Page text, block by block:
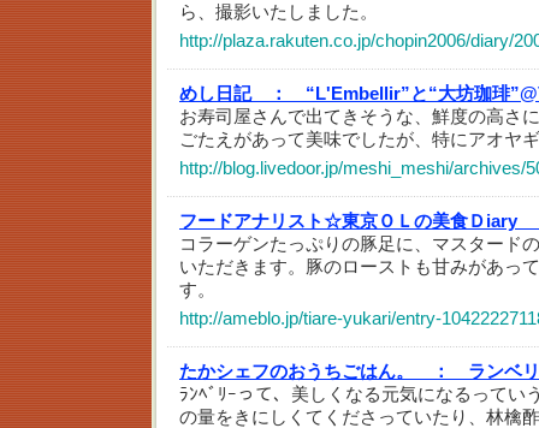
ら、撮影いたしました。
http://plaza.rakuten.co.jp/chopin2006/diary/
めし日記 ：
“L'Embellir”と“大坊珈琲
お寿司屋さんで出てきそうな、鮮度の高さ
ごたえがあって美味でしたが、特にアオヤ
http://blog.livedoor.jp/meshi_meshi/archives/
フードアナリスト☆東京ＯＬの美食Ｄiary
コラーゲンたっぷりの豚足に、マスタード
いただきます。豚のローストも甘みがあっ
す。
http://ameblo.jp/tiare-yukari/entry-
たかシェフのおうちごはん。 ：
ランベ
ﾗﾝﾍﾞﾘｰって、美しくなる元気になるってい
の量をきにしくてくださっていたり、林檎